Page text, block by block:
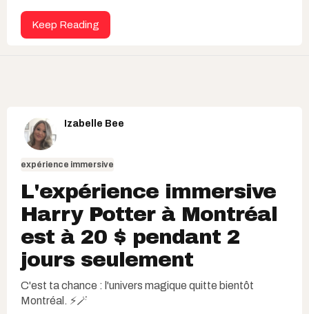
Keep Reading
Izabelle Bee
expérience immersive
L'expérience immersive
Harry Potter à Montréal
est à 20 $ pendant 2
jours seulement
C'est ta chance : l'univers magique quitte bientôt
Montréal. ⚡🪄